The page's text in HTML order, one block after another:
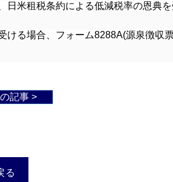
米租税条約による低減税率の恩典を
る場合、フォーム8288A(源泉徴収票
記事 >
る